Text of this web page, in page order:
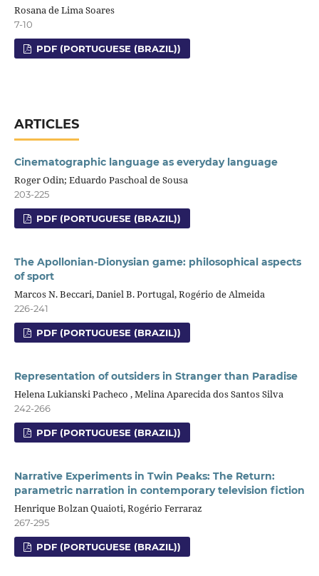
Rosana de Lima Soares
7-10
PDF (PORTUGUESE (BRAZIL))
ARTICLES
Cinematographic language as everyday language
Roger Odin; Eduardo Paschoal de Sousa
203-225
PDF (PORTUGUESE (BRAZIL))
The Apollonian-Dionysian game: philosophical aspects
of sport
Marcos N. Beccari, Daniel B. Portugal, Rogério de Almeida
226-241
PDF (PORTUGUESE (BRAZIL))
Representation of outsiders in Stranger than Paradise
Helena Lukianski Pacheco , Melina Aparecida dos Santos Silva
242-266
PDF (PORTUGUESE (BRAZIL))
Narrative Experiments in Twin Peaks: The Return:
parametric narration in contemporary television fiction
Henrique Bolzan Quaioti, Rogério Ferraraz
267-295
PDF (PORTUGUESE (BRAZIL))